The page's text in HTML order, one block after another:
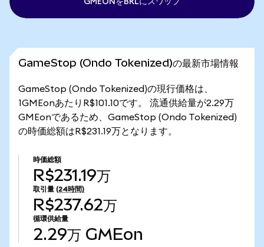
GMEONをBRLにスワップ
GameStop (Ondo Tokenized)の最新市場情報
GameStop (Ondo Tokenized)の現行価格は、
1GMEonあたりR$101.10です。 流通供給量が2.29万
GMEonであるため、GameStop (Ondo Tokenized)
の時価総額はR$231.19万となります。
時価総額
R$231.19万
取引量 (24時間)
R$237.62万
循環供給量
2.29万 GMEon